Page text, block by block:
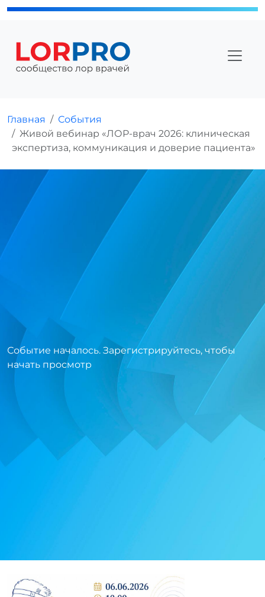
Главная
События
Живой вебинар «ЛОР-врач 2026: клиническая
экспертиза, коммуникация и доверие пациента»
Событие началось. Зарегистрируйтесь, чтобы
начать просмотр